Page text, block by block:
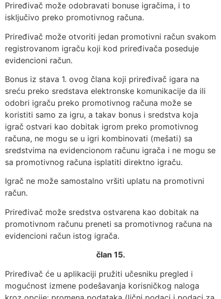
Priređivač može odobravati bonuse igračima, i to
isključivo preko promotivnog računa.
Priređivač može otvoriti jedan promotivni račun svakom
registrovanom igraču koji kod priređivača poseduje
evidencioni račun.
Bonus iz stava 1. ovog člana koji priređivač igara na
sreću preko sredstava elektronske komunikacije da ili
odobri igraču preko promotivnog računa može se
koristiti samo za igru, a takav bonus i sredstva koja
igrač ostvari kao dobitak igrom preko promotivnog
računa, ne mogu se u igri kombinovati (mešati) sa
sredstvima na evidencionom računu igrača i ne mogu se
sa promotivnog računa isplatiti direktno igraču.
Igrač ne može samostalno vršiti uplatu na promotivni
račun.
Priređivač može sredstva ostvarena kao dobitak na
promotivnom računu preneti sa promotivnog računa na
evidencioni račun istog igrača.
član 15.
Priređivač će u aplikaciji pružiti učesniku pregled i
mogućnost izmene podešavanja korisničkog naloga